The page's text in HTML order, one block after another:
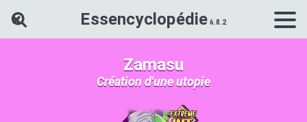
Essencyclopédie
Rechercher une carte Dokkan
Zamasu
Création d'une utopie